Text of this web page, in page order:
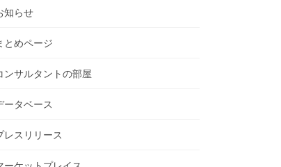
知らせ
とめページ
ンサルタントの部屋
ータベース
レスリリース